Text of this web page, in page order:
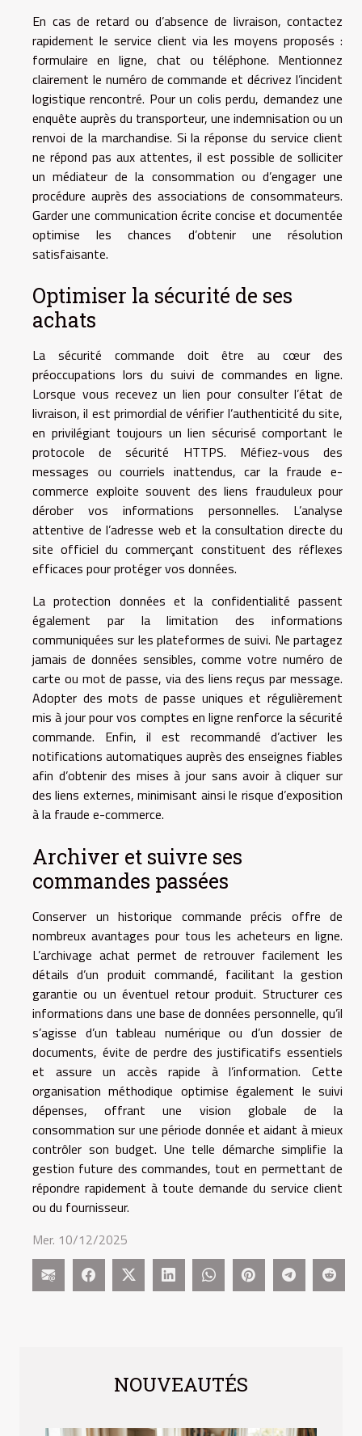
NOUVEAUTÉS
En cas de retard ou d’absence de livraison, contactez
rapidement le service client via les moyens proposés :
formulaire en ligne, chat ou téléphone. Mentionnez
clairement le numéro de commande et décrivez l’incident
logistique rencontré. Pour un colis perdu, demandez une
enquête auprès du transporteur, une indemnisation ou un
renvoi de la marchandise. Si la réponse du service client
ne répond pas aux attentes, il est possible de solliciter
un médiateur de la consommation ou d’engager une
procédure auprès des associations de consommateurs.
Garder une communication écrite concise et documentée
optimise les chances d’obtenir une résolution
satisfaisante.
Optimiser la sécurité de ses
achats
La sécurité commande doit être au cœur des
préoccupations lors du suivi de commandes en ligne.
Lorsque vous recevez un lien pour consulter l’état de
livraison, il est primordial de vérifier l’authenticité du site,
en privilégiant toujours un lien sécurisé comportant le
protocole de sécurité HTTPS. Méfiez-vous des
messages ou courriels inattendus, car la fraude e-
commerce exploite souvent des liens frauduleux pour
dérober vos informations personnelles. L’analyse
attentive de l’adresse web et la consultation directe du
site officiel du commerçant constituent des réflexes
efficaces pour protéger vos données.
La protection données et la confidentialité passent
également par la limitation des informations
communiquées sur les plateformes de suivi. Ne partagez
jamais de données sensibles, comme votre numéro de
carte ou mot de passe, via des liens reçus par message.
Adopter des mots de passe uniques et régulièrement
mis à jour pour vos comptes en ligne renforce la sécurité
commande. Enfin, il est recommandé d’activer les
notifications automatiques auprès des enseignes fiables
afin d’obtenir des mises à jour sans avoir à cliquer sur
des liens externes, minimisant ainsi le risque d’exposition
à la fraude e-commerce.
Archiver et suivre ses
commandes passées
Conserver un historique commande précis offre de
nombreux avantages pour tous les acheteurs en ligne.
L’archivage achat permet de retrouver facilement les
détails d’un produit commandé, facilitant la gestion
garantie ou un éventuel retour produit. Structurer ces
informations dans une base de données personnelle, qu’il
s’agisse d’un tableau numérique ou d’un dossier de
documents, évite de perdre des justificatifs essentiels
et assure un accès rapide à l’information. Cette
organisation méthodique optimise également le suivi
dépenses, offrant une vision globale de la
consommation sur une période donnée et aidant à mieux
contrôler son budget. Une telle démarche simplifie la
gestion future des commandes, tout en permettant de
répondre rapidement à toute demande du service client
ou du fournisseur.
Mer. 10/12/2025